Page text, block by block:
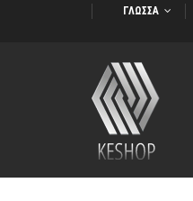
ΓΛΩΣΣΑ